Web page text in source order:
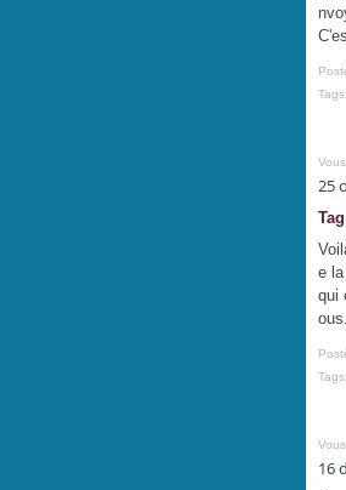
Tags:
25
Tag
e
qui
Tags:
16